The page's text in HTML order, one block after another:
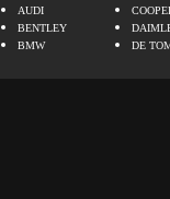
AUDI
BENTLEY
BMW
DE